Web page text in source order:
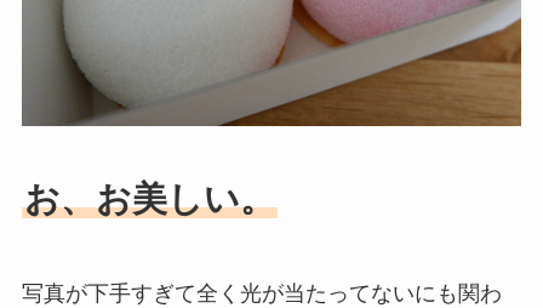
お、お美しい。
写真が下手すぎて全く光が当たってないにも関わ